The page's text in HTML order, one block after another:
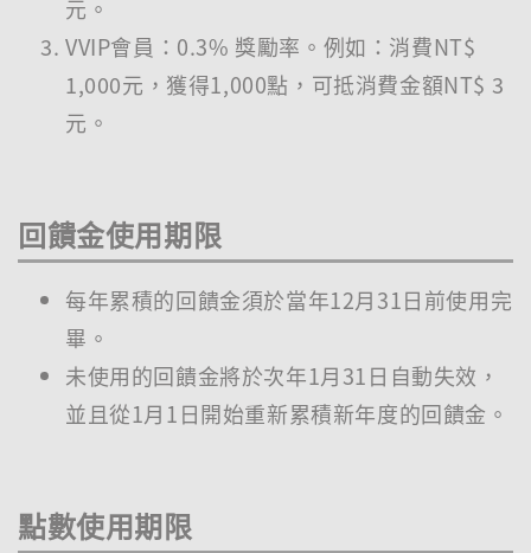
元。
VVIP會員：0.3% 獎勵率。例如：消費NT$
1,000元，獲得1,000點，可抵消費金額NT$ 3
元。
回饋金使用期限
每年累積的回饋金須於當年12月31日前使用完
畢。
未使用的回饋金將於次年1月31日自動失效，
並且從1月1日開始重新累積新年度的回饋金。
點數使用期限